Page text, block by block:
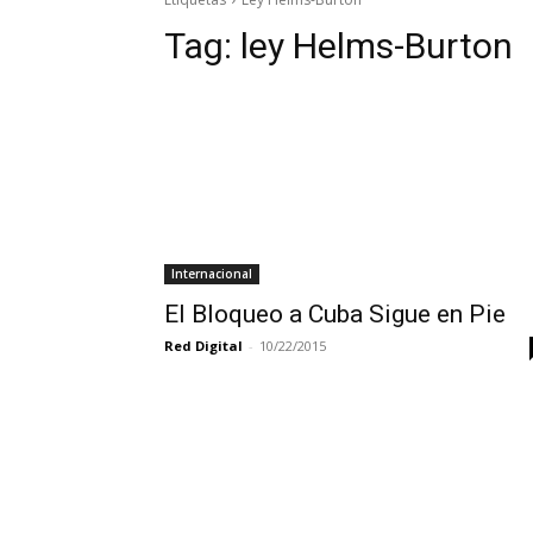
Tag: ley Helms-Burton
Internacional
El Bloqueo a Cuba Sigue en Pie
Red Digital - 10/22/2015